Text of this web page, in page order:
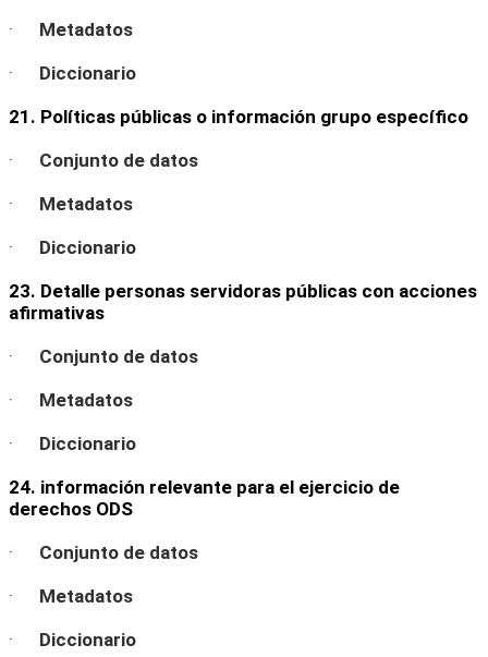
· Metadatos
· Diccionario
21. Políticas públicas o información grupo específico
· Conjunto de datos
· Metadatos
· Diccionario
23. Detalle personas servidoras públicas con acciones
afirmativas
· Conjunto de datos
· Metadatos
· Diccionario
24. información relevante para el ejercicio de
derechos ODS
· Conjunto de datos
· Metadatos
· Diccionario